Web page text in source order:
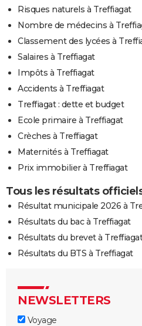
Risques naturels à Treffiagat
Nombre de médecins à
Classement des lycées à
Salaires à Treffiagat
Impôts à Treffiagat
Accidents à Treffiagat
Treffiagat : dette et budget
Ecole primaire à Treffiagat
Crèches à Treffiagat
Maternités à Treffiagat
Prix immobilier à Treffiagat
Tous les résultats
Résultat municipale 2026 à
Résultats du bac à Treffiagat
Résultats du brevet à Treffiagat
Résultats du BTS à Treffiagat
NEWSLETTERS
Voyage